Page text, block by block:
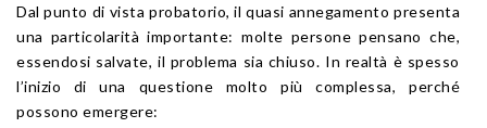
Dal punto di vista probatorio, il quasi annegamento presenta
una particolarità importante: molte persone pensano che,
essendosi salvate, il problema sia chiuso. In realtà è spesso
l’inizio di una questione molto più complessa, perché
possono emergere: